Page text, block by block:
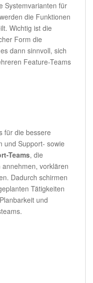
Systemvarianten für
die Funktionen
Wichtig ist die
Form die
dann sinnvoll, sich
Feature-Teams
für die bessere
und Support- sowie
Teams, die
vorklären
Dadurch schirmen
Tätigkeiten
und